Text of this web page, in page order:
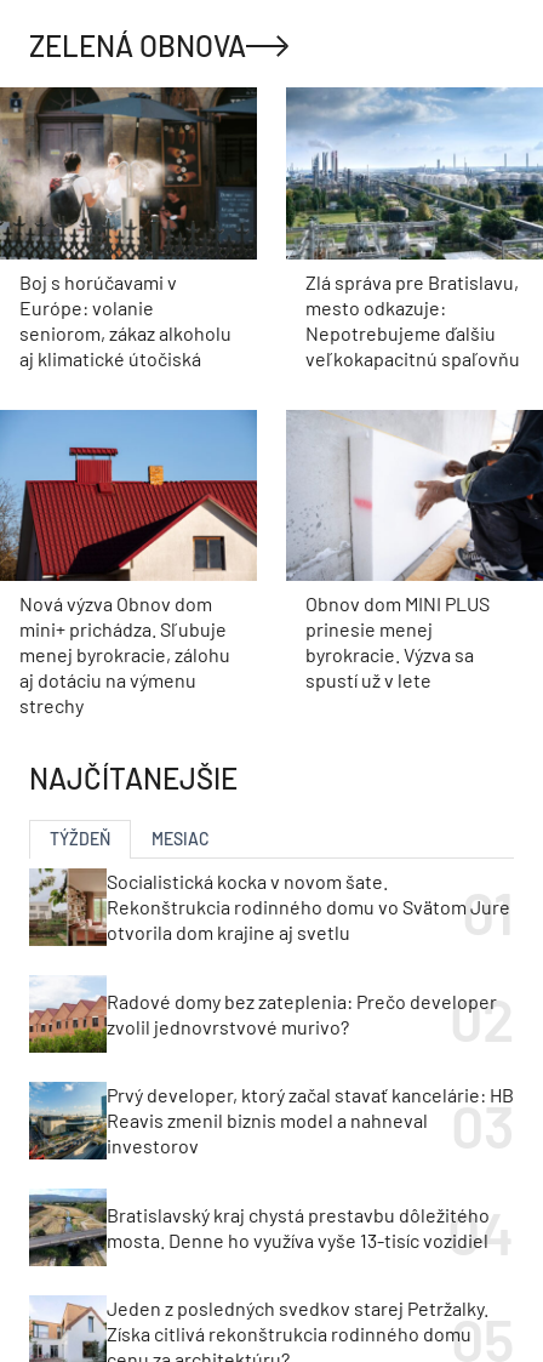
ZELENÁ OBNOVA
Boj s horúčavami v
Európe: volanie
seniorom, zákaz alkoholu
aj klimatické útočiská
Zlá správa pre Bratislavu,
mesto odkazuje:
Nepotrebujeme ďalšiu
veľkokapacitnú spaľovňu
Nová výzva Obnov dom
mini+ prichádza. Sľubuje
menej byrokracie, zálohu
aj dotáciu na výmenu
strechy
Obnov dom MINI PLUS
prinesie menej
byrokracie. Výzva sa
spustí už v lete
NAJČÍTANEJŠIE
TÝŽDEŇ MESIAC
Socialistická kocka v novom šate.
Rekonštrukcia rodinného domu vo Svätom Jure
otvorila dom krajine aj svetlu
Radové domy bez zateplenia: Prečo developer
zvolil jednovrstvové murivo?
Prvý developer, ktorý začal stavať kancelárie: HB
Reavis zmenil biznis model a nahneval
investorov
Bratislavský kraj chystá prestavbu dôležitého
mosta. Denne ho využíva vyše 13-tisíc vozidiel
Jeden z posledných svedkov starej Petržalky.
Získa citlivá rekonštrukcia rodinného domu